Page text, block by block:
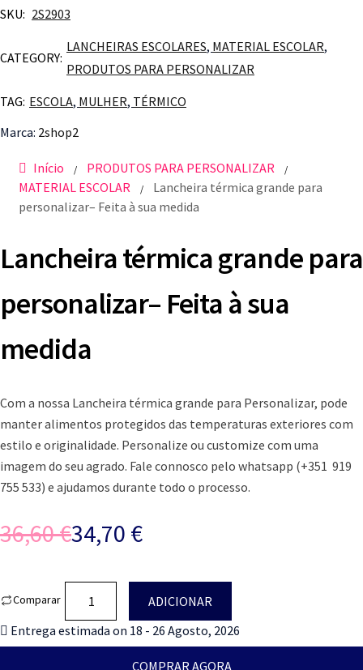
SKU: 2S2903
CATEGORY:
LANCHEIRAS ESCOLARES, MATERIAL ESCOLAR,
PRODUTOS PARA PERSONALIZAR
TAG: ESCOLA, MULHER, TÉRMICO
Marca: 2shop2
Início / PRODUTOS PARA PERSONALIZAR /
MATERIAL ESCOLAR /
Lancheira térmica grande para
personalizar– Feita à sua medida
Lancheira térmica grande para
personalizar– Feita à sua
medida
Com a nossa Lancheira térmica grande para Personalizar, pode
manter alimentos protegidos das temperaturas exteriores com
estilo e originalidade. Personalize ou customize com uma
imagem do seu agrado. Fale connosco pelo whatsapp (+351 919
755 533) e ajudamos durante todo o processo.
36,60€
O
original
era:
34,70 €
O
atual
é:
Comparar
Lancheira
térmica
ADICIONAR
Entrega estimada on 18 - 26 Agosto, 2026
COMPRAR AGORA